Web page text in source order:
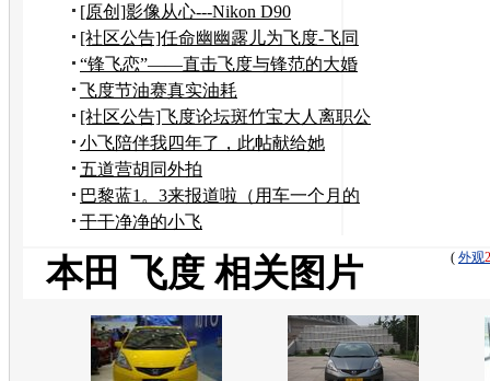
[原创]影像从心---Nikon D90
[社区公告]任命幽幽露儿为飞度-飞同
一班论坛斑竹
“锋飞恋”——直击飞度与锋范的大婚
飞度节油赛真实油耗
[社区公告]飞度论坛斑竹宝大人离职公
告
小飞陪伴我四年了，此帖献给她
五道营胡同外拍
巴黎蓝1。3来报道啦（用车一个月的
感受）
干干净净的小飞
( 外观
本田 飞度 相关图片